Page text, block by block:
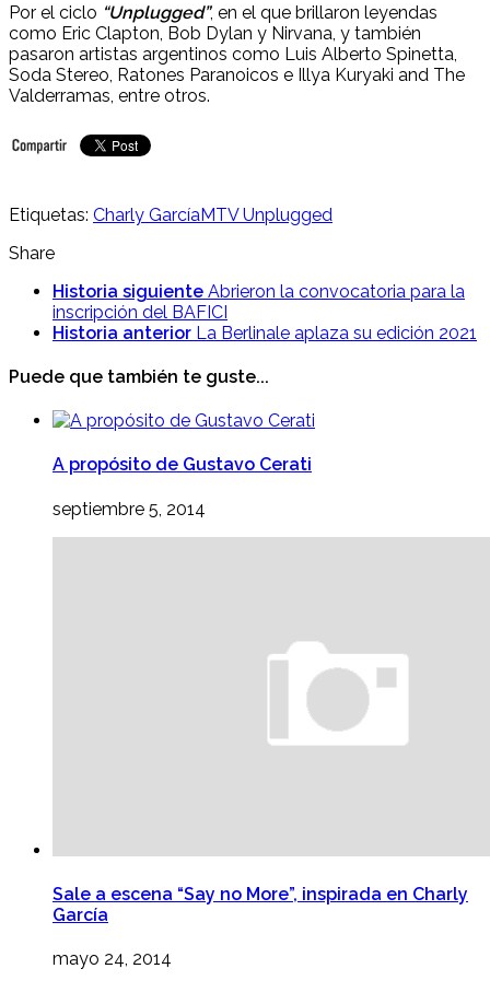
Por el ciclo “Unplugged”, en el que brillaron leyendas
como Eric Clapton, Bob Dylan y Nirvana, y también
pasaron artistas argentinos como Luis Alberto Spinetta,
Soda Stereo, Ratones Paranoicos e Illya Kuryaki and The
Valderramas, entre otros.
Etiquetas: Charly GarcíaMTV Unplugged
Share
Historia siguiente Abrieron la convocatoria para la
inscripción del BAFICI
Historia anterior La Berlinale aplaza su edición 2021
Puede que también te guste...
A propósito de Gustavo Cerati
septiembre 5, 2014
Sale a escena “Say no More”, inspirada en Charly
García
mayo 24, 2014